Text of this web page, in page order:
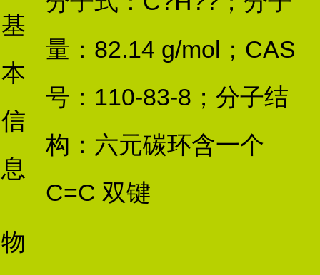
基
本
信
息
量：82.14 g/mol；CAS
号：110-83-8；分子结
构：六元碳环含一个
C=C 双键
物